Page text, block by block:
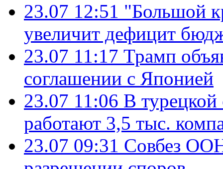
23.07 12:51 "Большой
увеличит дефицит
23.07 11:17 Трамп
соглашении с Японией
23.07 11:06 В
работают 3,5 тыс.
23.07 09:31 Совбез